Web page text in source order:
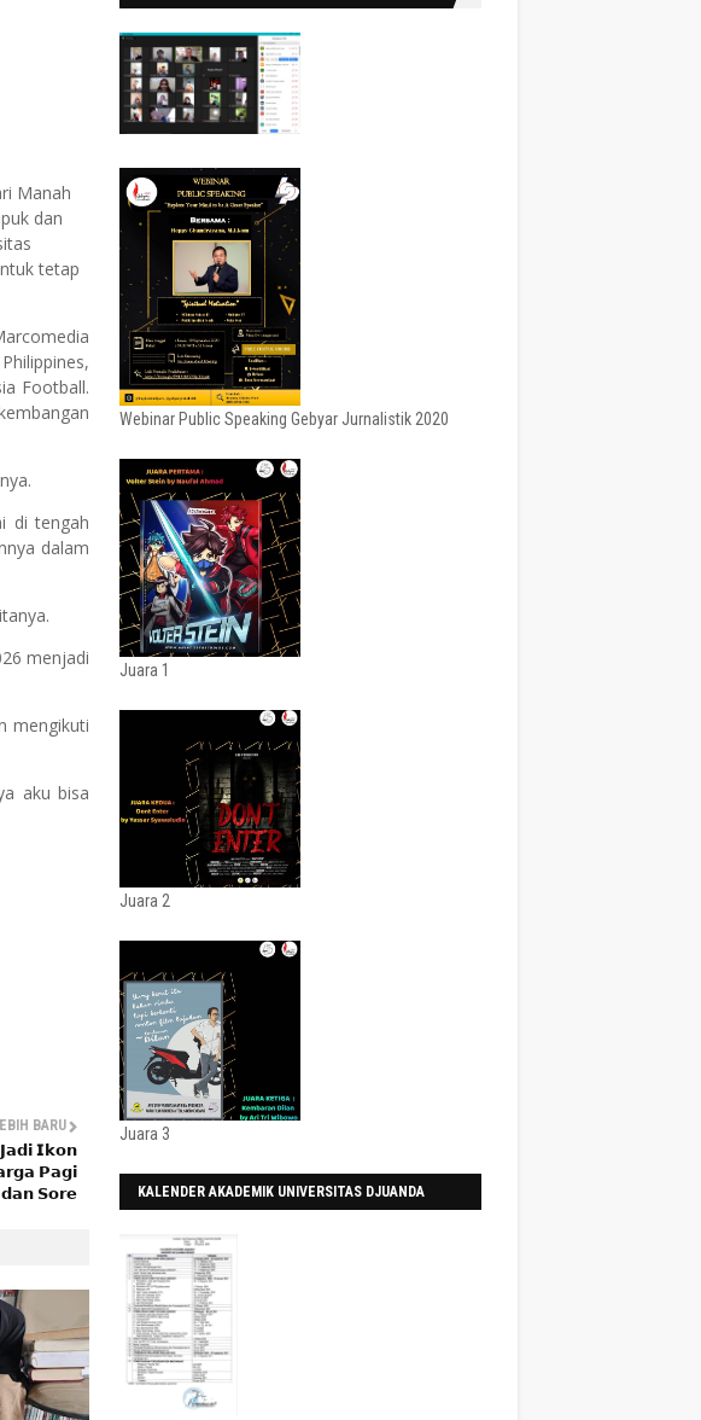
Manah
dan
tetap
Football.
di tengah
dalam
menjadi
mengikuti
aku bisa
BARU
𝗜𝗸𝗼𝗻
𝗣𝗮𝗴𝗶
𝗱𝗮𝗻 𝗦𝗼𝗿𝗲
Webinar Public Speaking Gebyar Jurnalistik 2020
Juara 1
Juara 2
Juara 3
KALENDER AKADEMIK UNIVERSITAS DJUANDA